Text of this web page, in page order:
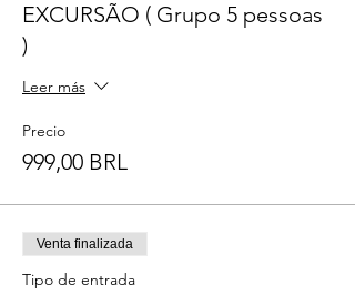
EXCURSÃO ( Grupo 5 pessoas
)
Leer más
Precio
999,00 BRL
Venta finalizada
Tipo de entrada